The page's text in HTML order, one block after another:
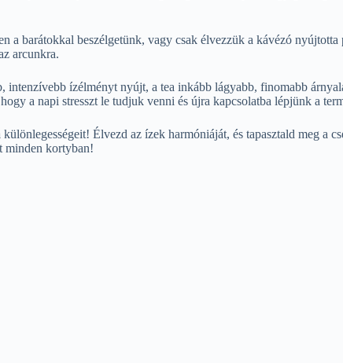
barátokkal beszélgetünk, vagy csak élvezzük a kávézó nyújtotta
arcunkra.
ízélményt nyújt, a tea inkább lágyabb, finomabb
a napi stresszt le tudjuk venni és újra kapcsolatba lépjünk a
különlegességeit! Élvezd az ízek harmóniáját, és tapasztald meg a
minden kortyban!